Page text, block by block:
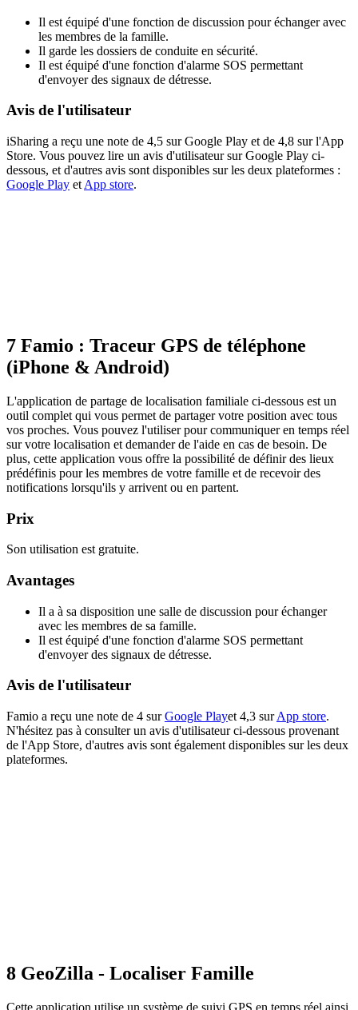
Il est équipé d'une fonction de discussion pour échanger avec
les membres de la famille.
Il garde les dossiers de conduite en sécurité.
Il est équipé d'une fonction d'alarme SOS permettant
d'envoyer des signaux de détresse.
Avis de l'utilisateur
iSharing a reçu une note de 4,5 sur Google Play et de 4,8 sur l'App
Store. Vous pouvez lire un avis d'utilisateur sur Google Play ci-
dessous, et d'autres avis sont disponibles sur les deux plateformes :
Google Play et App store.
7 Famio : Traceur GPS de téléphone
(iPhone & Android)
L'application de partage de localisation familiale ci-dessous est un
outil complet qui vous permet de partager votre position avec tous
vos proches. Vous pouvez l'utiliser pour communiquer en temps réel
sur votre localisation et demander de l'aide en cas de besoin. De
plus, cette application vous offre la possibilité de définir des lieux
prédéfinis pour les membres de votre famille et de recevoir des
notifications lorsqu'ils y arrivent ou en partent.
Prix
Son utilisation est gratuite.
Avantages
Il a à sa disposition une salle de discussion pour échanger
avec les membres de sa famille.
Il est équipé d'une fonction d'alarme SOS permettant
d'envoyer des signaux de détresse.
Avis de l'utilisateur
Famio a reçu une note de 4 surGoogle Playet 4,3 surApp store.
N'hésitez pas à consulter un avis d'utilisateur ci-dessous provenant
de l'App Store, d'autres avis sont également disponibles sur les deux
plateformes.
8 GeoZilla - Localiser Famille
Cette application utilise un système de suivi GPS en temps réel ainsi